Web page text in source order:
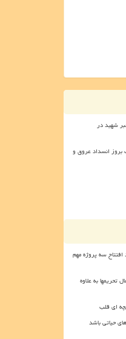
شهید در
انسداد عروق و
سه پروژه مهم
به علاوه
ای قلب
حیاتی باشد